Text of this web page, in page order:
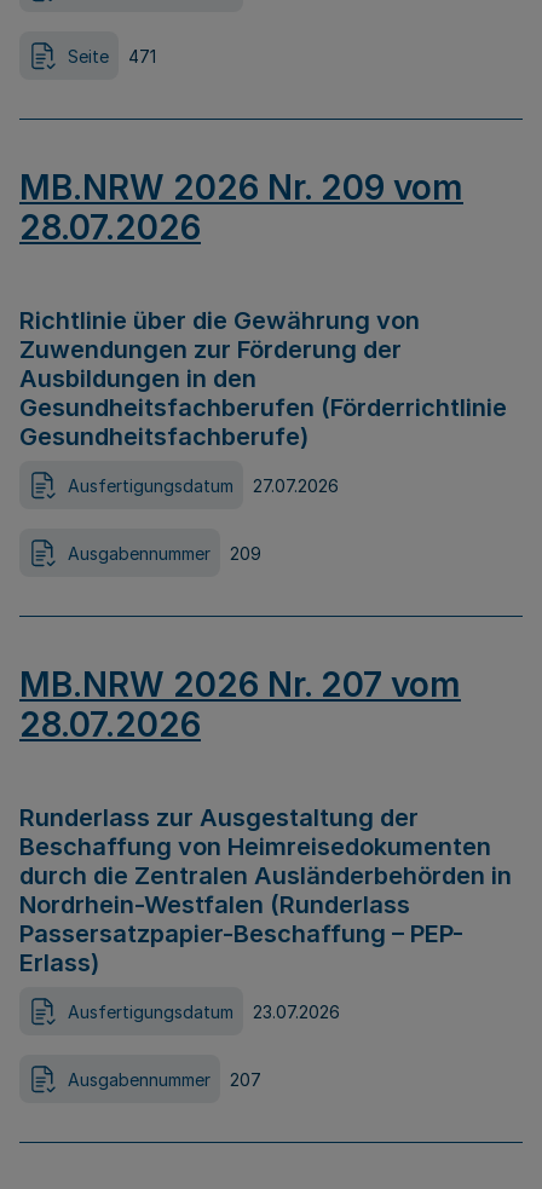
Seite 471
MB.NRW 2026 Nr. 209 vom
28.07.2026
Richtlinie über die Gewährung von
Zuwendungen zur Förderung der
Ausbildungen in den
Gesundheitsfachberufen (Förderrichtlinie
Gesundheitsfachberufe)
Ausfertigungsdatum 27.07.2026
Ausgabennummer 209
MB.NRW 2026 Nr. 207 vom
28.07.2026
Runderlass zur Ausgestaltung der
Beschaffung von Heimreisedokumenten
durch die Zentralen Ausländerbehörden in
Nordrhein-Westfalen (Runderlass
Passersatzpapier-Beschaffung – PEP-
Erlass)
Ausfertigungsdatum 23.07.2026
Ausgabennummer 207